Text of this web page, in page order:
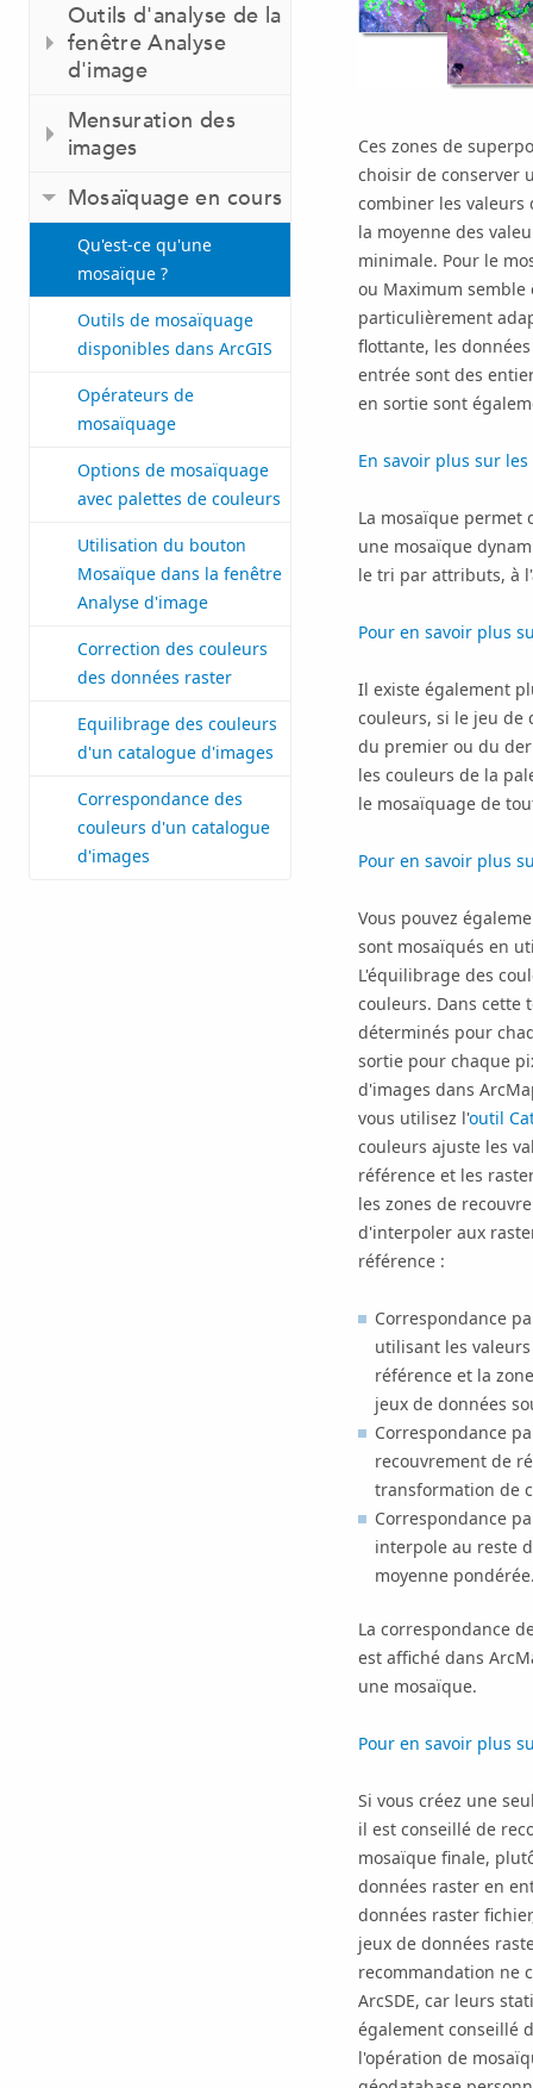
Outils d'analyse de la
fenêtre Analyse
d'image
Mensuration des
images
Mosaïquage en cours
Qu'est-ce qu'une
mosaïque ?
Outils de mosaïquage
disponibles dans ArcGIS
Opérateurs de
mosaïquage
Options de mosaïquage
avec palettes de couleurs
Utilisation du bouton
Mosaïque dans la fenêtre
Analyse d'image
Correction des couleurs
des données raster
Equilibrage des couleurs
d'un catalogue d'images
Correspondance des
couleurs d'un catalogue
d'images
Ces zones de
choisir de conserver
combiner les valeurs
la moyenne des
minimale. Pour le
ou Maximum semble
particulièrement
flottante, les
entrée sont des
en sortie sont
En savoir plus sur
La mosaïque permet
une mosaïque
le tri par attributs, à
Pour en savoir plus
Il existe également
couleurs, si le jeu de
du premier ou du
les couleurs de la
le mosaïquage de
Pour en savoir plus
Vous pouvez
sont mosaïqués en
L'équilibrage des
couleurs. Dans cette
déterminés pour
sortie pour chaque
d'images dans
vous utilisez l'outil
couleurs ajuste les
référence et les
les zones de
d'interpoler aux
référence :
Correspondance
utilisant les
référence et la
jeux de données
Correspondance
recouvrement de
transformation de
Correspondance
interpole au reste
moyenne
La correspondance
est affiché dans
une mosaïque.
Pour en savoir plus
Si vous créez une
il est conseillé de
mosaïque finale,
données raster en
données raster
jeux de données
recommandation ne
ArcSDE, car leurs
également conseillé
l'opération de